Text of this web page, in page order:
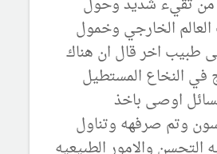
الخارجي وخمول
طبيب اخر قال ان هناك
في النخاع المستطيل
اوصى باخذ
وتم صرفهه وتناول